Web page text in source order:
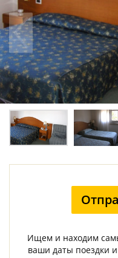
Ищем и находим
ваши даты поездки